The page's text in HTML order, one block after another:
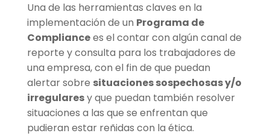
Una de las herramientas claves en la
implementación de un Programa de
Compliancees el contar con algún canal de
reporte y consulta para los trabajadores de
una empresa, con el fin de que puedan
alertar sobre situaciones sospechosas y/o
irregularesy que puedan también resolver
situaciones a las que se enfrentan que
pudieran estar reñidas con la ética.